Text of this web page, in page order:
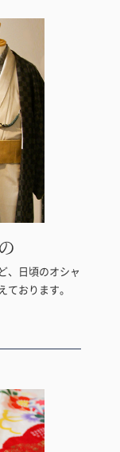
、日頃のオシャ
ております。